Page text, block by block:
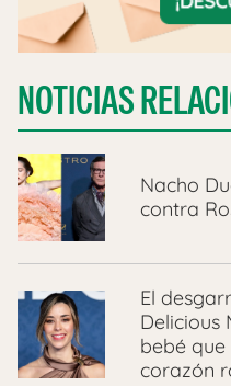
NOTICIAS
Nacho
contra
El
Delicious
bebé que
corazón